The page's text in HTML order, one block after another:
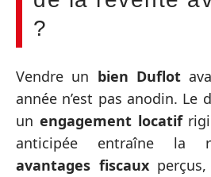
?
Vendre un bien Duflot
année n’est pas anodin. Le
un engagement locatif
anticipée entraîne la
avantages fiscauxperçus,